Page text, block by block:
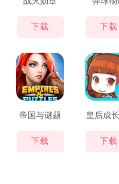
下载 下载
帝国与谜题
下载 下载